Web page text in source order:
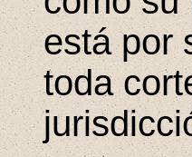
está por
toda